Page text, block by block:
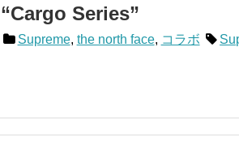
“Cargo Series”
Supreme, the north face, コラボ